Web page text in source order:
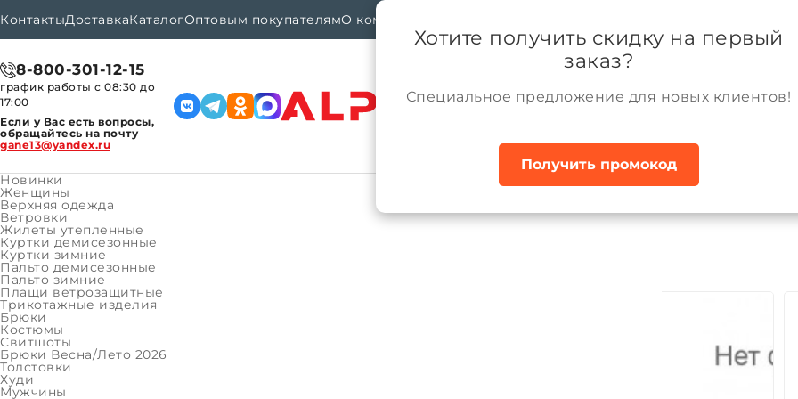
КонтактыДоставкаКаталогОптовым покупателямО компании
8-800-301-12-15
график работы с 08:30 до
17:00
Если у Вас есть вопросы,
обращайтесь на почту
gane13@yandex.ru
Новинки
Женщины
Верхняя одежда
Ветровки
Жилеты утепленные
Куртки демисезонные
Куртки зимние
Пальто демисезонные
Пальто зимние
Плащи ветрозащитные
Трикотажные изделия
Брюки
Костюмы
Свитшоты
Брюки Весна/Лето 2026
Толстовки
Худи
Мужчины
Главная Каталог Трикотажные изделия
КАТАЛОГ ТОВАРОВ
Женщины
Верхняя одежда
Трикотажные изделия
Мужчины
Хотите получить скидку на первый
заказ?
Специальное предложение для новых клиентов!
Получить промокод